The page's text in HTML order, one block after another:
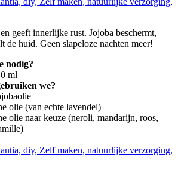
geeft innerlijke rust. Jojoba beschermt,
de huid. Geen slapeloze nachten meer!
nodig?
ml
we?
olie (van echte lavendel)
olie naar keuze (neroli, mandarijn, roos,